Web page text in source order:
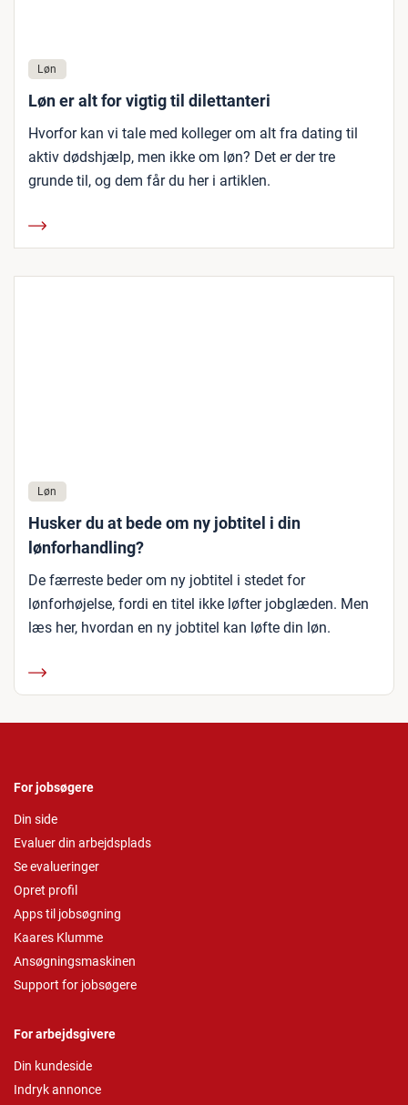
Løn
Løn er alt for vigtig til dilettanteri
Hvorfor kan vi tale med kolleger om alt fra dating til
aktiv dødshjælp, men ikke om løn? Det er der tre
grunde til, og dem får du her i artiklen.
Løn
Husker du at bede om ny jobtitel i din
lønforhandling?
De færreste beder om ny jobtitel i stedet for
lønforhøjelse, fordi en titel ikke løfter jobglæden. Men
læs her, hvordan en ny jobtitel kan løfte din løn.
For jobsøgere
Din side
Evaluer din arbejdsplads
Se evalueringer
Opret profil
Apps til jobsøgning
Kaares Klumme
Ansøgningsmaskinen
Support for jobsøgere
For arbejdsgivere
Din kundeside
Indryk annonce